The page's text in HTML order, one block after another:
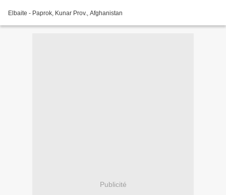
Elbaite - Paprok, Kunar Prov., Afghanistan
Publicité